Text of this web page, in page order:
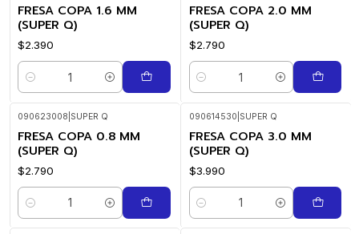
FRESA COPA 1.6 MM
(SUPER Q)
$2.390
Cantidad
FRESA COPA 2.0 MM
(SUPER Q)
$2.790
Cantidad
090623008 SUPER Q
FRESA COPA 0.8 MM
(SUPER Q)
$2.790
Cantidad
090614530 SUPER Q
FRESA COPA 3.0 MM
(SUPER Q)
$3.990
Cantidad